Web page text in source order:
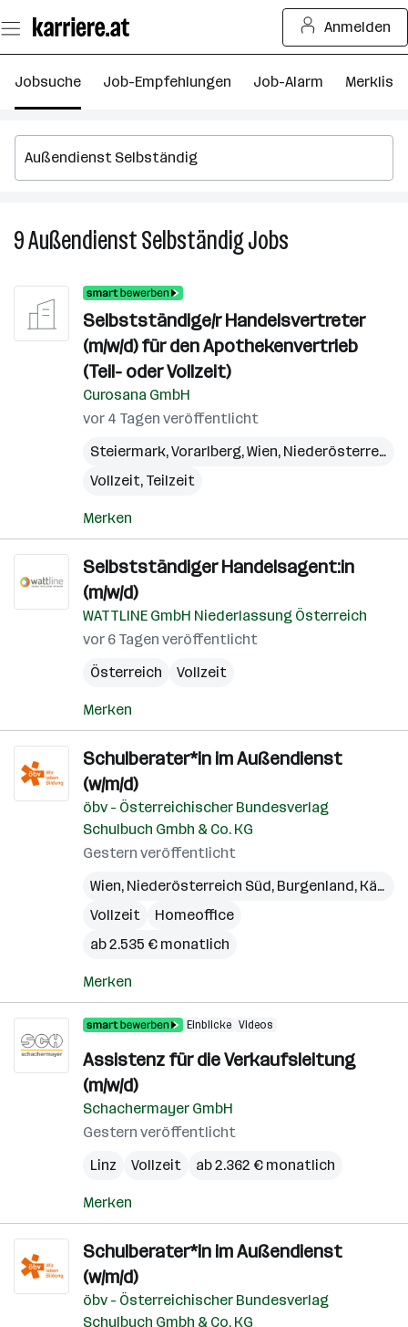
Seiteninhalt
springen
Anmelden
Jobsuche Job-Empfehlungen Job-Alarm Merkliste
9Außendienst SelbständigJobs
Selbstständige/r Handelsvertreter
(m/w/d) für den Apothekenvertrieb
(Teil- oder Vollzeit)
Curosana GmbH
vor 4 Tagen veröffentlicht
Steiermark,Vorarlberg,Wien, Niederösterreich
Vollzeit, Teilzeit
Merken
Selbstständiger Handelsagent:in
(m/w/d)
WATTLINE GmbH Niederlassung Österreich
vor 6 Tagen veröffentlicht
Österreich
Vollzeit
Merken
Schulberater*in im Außendienst
(w/m/d)
öbv - Österreichischer Bundesverlag
Schulbuch Gmbh & Co. KG
Gestern veröffentlicht
Wien, Niederösterreich Süd, Burgenland, Kärnten
Vollzeit
Homeoffice
ab 2.535 € monatlich
Merken
Einblicke Videos
Assistenz für die Verkaufsleitung
(m/w/d)
Schachermayer GmbH
Gestern veröffentlicht
Linz
Vollzeit ab 2.362 € monatlich
Merken
Schulberater*in im Außendienst
(w/m/d)
öbv - Österreichischer Bundesverlag
Schulbuch Gmbh & Co. KG